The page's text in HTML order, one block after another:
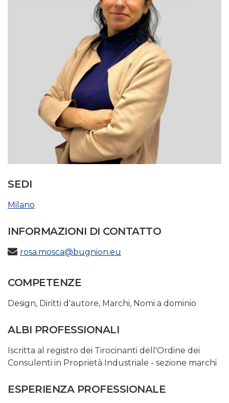
SEDI
Milano
INFORMAZIONI DI CONTATTO
rosa.mosca@bugnion.eu
COMPETENZE
Design, Diritti d'autore, Marchi, Nomi a dominio
ALBI PROFESSIONALI
Iscritta al registro dei Tirocinanti dell'Ordine dei
Consulenti in Proprietà Industriale - sezione marchi
ESPERIENZA PROFESSIONALE